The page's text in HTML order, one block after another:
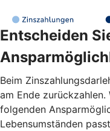
Entscheiden
Beim
am Ende
folgenden
Lebensumständen